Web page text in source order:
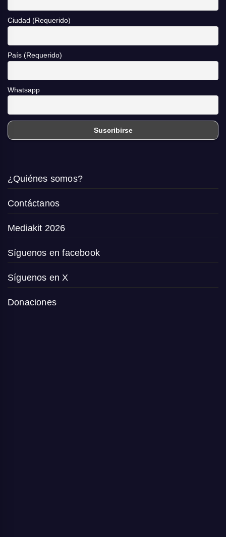
Ciudad (Requerido)
País (Requerido)
Whatsapp
¿Quiénes somos?
Contáctanos
Mediakit 2026
Síguenos en facebook
Síguenos en X
Donaciones